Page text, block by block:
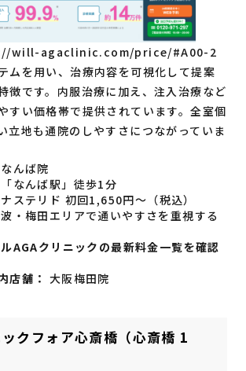
will-agaclinic.com/price/#A00-2
ムを用い、治療内容を可視化して提案
徴です。内服治療に加え、注入治療など
すい価格帯で提供されています。全室個
立地も通院のしやすさにつながっていま
んば院
なんば駅」徒歩1分
ステリド 初回1,650円〜（税込）
・梅田エリアで通いやすさを重視する
AGAクリニックの最新料金一覧を確認
店舗： 大阪梅田院
クフォア心斎橋（心斎橋 1